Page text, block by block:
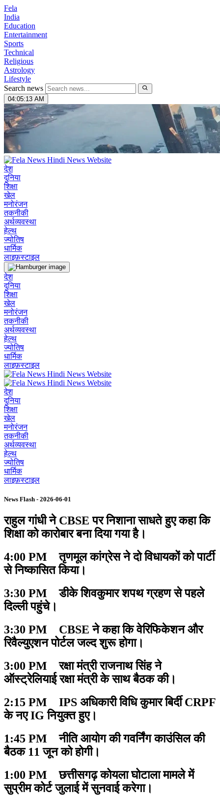
Fela
India
Education
Entertainment
Sports
Technical
Religious
Astrology
Lifestyle
Search news
04:05:14 AM
देश
दुनिया
शिक्षा
खेल
मनोरंजन
तकनीकी
अर्थव्यवस्था
हेल्थ
ज्योतिष
धार्मिक
लाइफ़स्टाइल
देश
दुनिया
शिक्षा
खेल
मनोरंजन
तकनीकी
अर्थव्यवस्था
हेल्थ
ज्योतिष
धार्मिक
लाइफ़स्टाइल
देश
दुनिया
शिक्षा
खेल
मनोरंजन
तकनीकी
अर्थव्यवस्था
हेल्थ
ज्योतिष
धार्मिक
लाइफ़स्टाइल
News Flash - 2026-06-01
राहुल गांधी ने CBSE पर निशाना साधते हुए कहा कि
शिक्षा को कारोबार बना दिया गया है।
4:00 PM तृणमूल कांग्रेस ने दो विधायकों को पार्टी
से निष्कासित किया।
3:30 PM डीके शिवकुमार शपथ ग्रहण से पहले
दिल्ली पहुंचे।
3:30 PM CBSE ने कहा कि वेरिफिकेशन और
रिवैल्युएशन पोर्टल जल्द शुरू होगा।
3:00 PM रक्षा मंत्री राजनाथ सिंह ने
ऑस्ट्रेलियाई रक्षा मंत्री के साथ बैठक की।
2:15 PM IPS अधिकारी विधि कुमार बिर्दी CRPF
के नए IG नियुक्त हुए।
1:45 PM नीति आयोग की गवर्निंग काउंसिल की
बैठक 11 जून को होगी।
1:00 PM छत्तीसगढ़ कोयला घोटाला मामले में
सुप्रीम कोर्ट जुलाई में सुनवाई करेगा।